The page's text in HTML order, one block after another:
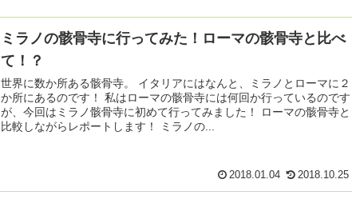
ミラノの骸骨寺に行ってみた！ローマの骸骨寺と比べ
て！？
世界に数か所ある骸骨寺。 イタリアにはなんと、ミラノとローマに２
か所にあるのです！ 私はローマの骸骨寺には何回か行っているのです
が、今回はミラノ骸骨寺に初めて行ってみました！ ローマの骸骨寺と
比較しながらレポートします！ ミラノの...
2018.01.04 2018.10.25